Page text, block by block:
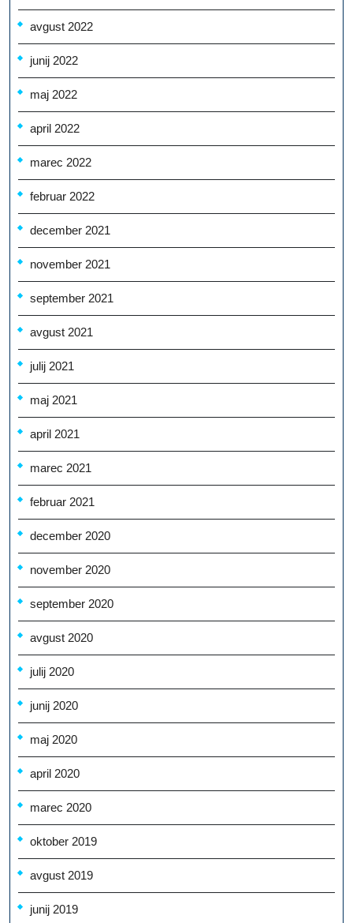
avgust 2022
junij 2022
maj 2022
april 2022
marec 2022
februar 2022
december 2021
november 2021
september 2021
avgust 2021
julij 2021
maj 2021
april 2021
marec 2021
februar 2021
december 2020
november 2020
september 2020
avgust 2020
julij 2020
junij 2020
maj 2020
april 2020
marec 2020
oktober 2019
avgust 2019
junij 2019